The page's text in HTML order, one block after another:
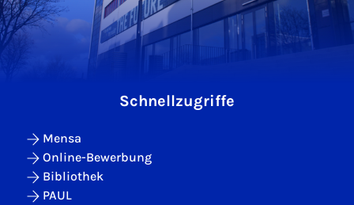
Schnellzugriffe
Mensa
Online-Bewerbung
Bibliothek
PAUL